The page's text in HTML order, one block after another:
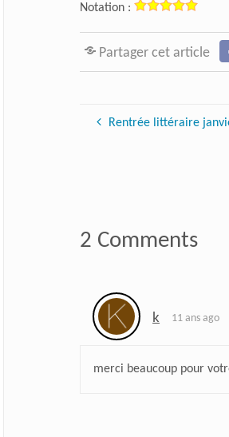
Notation :
Partager cet article
Rentrée littéraire
2 Comments
k 11 ans ago
merci beaucoup pour